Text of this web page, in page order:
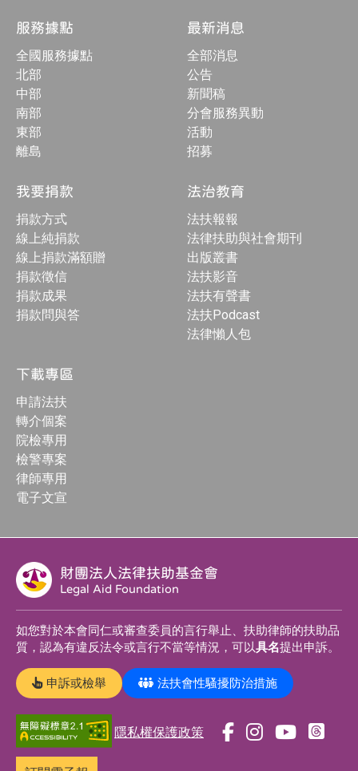
服務據點
全國服務據點
北部
中部
南部
東部
離島
最新消息
全部消息
公告
新聞稿
分會服務異動
活動
招募
我要捐款
捐款方式
線上純捐款
線上捐款滿額贈
捐款徵信
捐款成果
捐款問與答
法治教育
法扶報報
法律扶助與社會期刊
出版叢書
法扶影音
法扶有聲書
法扶Podcast
法律懶人包
下載專區
申請法扶
轉介個案
院檢專用
檢警專案
律師專用
電子文宣
財團法人法律扶助基金會
Legal Aid Foundation
如您對於本會同仁或審查委員的言行舉止、扶助律師的扶助品
質，認為有違反法令或言行不當等情況，可以具名提出申訴。
申訴或檢舉 法扶會性騷擾防治措施
隱私權保護政策